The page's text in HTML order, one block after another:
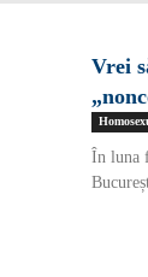
Vrei
În luna